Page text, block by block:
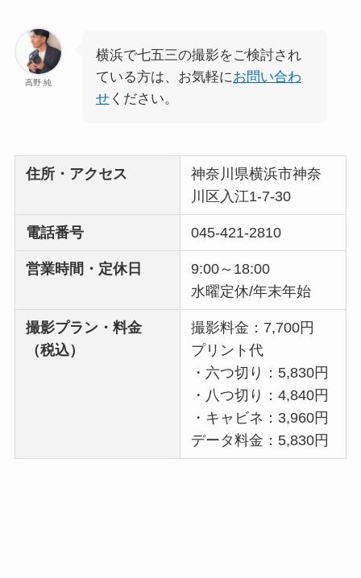
高野 純
横浜で七五三の撮影をご検討され
ている方は、お気軽にお問い合わ
せください。
住所・アクセス
神奈川県横浜市神奈
川区入江1-7-30
電話番号 045‐421-2810
営業時間・定休日
9:00～18:00
水曜定休/年末年始
撮影プラン・料金
（税込）
撮影料金：7,700円
プリント代
・六つ切り：5,830円
・八つ切り：4,840円
・キャビネ：3,960円
データ料金：5,830円